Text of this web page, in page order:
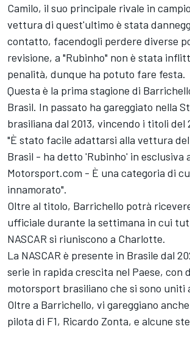
Camilo, il suo principale rivale in
vettura di quest'ultimo è stata
contatto, facendogli perdere diverse
revisione, a "Rubinho" non è stata
penalità, dunque ha potuto fare festa.
Questa è la prima stagione di
Brasil. In passato ha gareggiato nella
brasiliana dal 2013, vincendo i titoli del
"È stato facile adattarsi alla vettura
Brasil - ha detto 'Rubinho' in esclusiva
Motorsport.com - È una categoria di
innamorato".
Oltre al titolo, Barrichello potrà
ufficiale durante la settimana in cui
NASCAR si riuniscono a Charlotte.
La NASCAR è presente in Brasile dal
serie in rapida crescita nel Paese, con
motorsport brasiliano che si sono uniti
Oltre a Barrichello, vi gareggiano
pilota di F1, Ricardo Zonta, e alcune